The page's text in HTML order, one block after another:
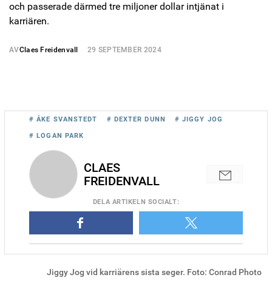
och passerade därmed tre miljoner dollar intjänat i
karriären.
AVClaes Freidenvall 29 SEPTEMBER 2024
Jiggy Jog vid karriärens sista seger. Foto: Conrad Photo
# ÅKE SVANSTEDT # DEXTER DUNN # JIGGY JOG
# LOGAN PARK
CLAES
FREIDENVALL
DELA ARTIKELN SOCIALT: